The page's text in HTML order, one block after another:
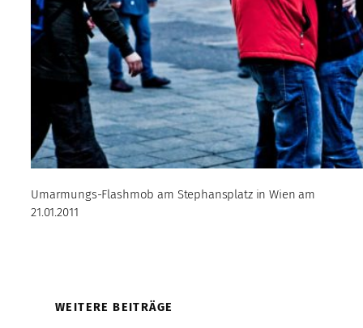
Umarmungs-Flashmob am Stephansplatz in Wien am
21.01.2011
WEITERE BEITRÄGE